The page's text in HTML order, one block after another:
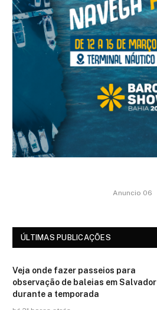
Anuncio 06
ÚLTIMAS PUBLICAÇÕES
Veja onde fazer passeios para
observação de baleias em Salvador
durante a temporada